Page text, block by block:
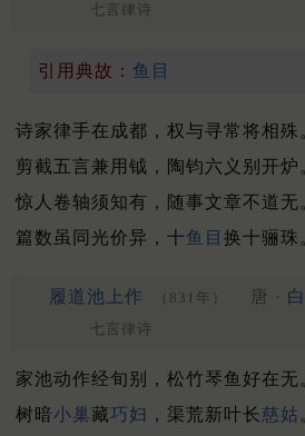
七言律诗
引用典故： 鱼目
诗家律手在成都，权与寻常将相殊
剪截五言兼用钺，陶钧六义别开炉
惊人卷轴须知有，随事文章不道无
篇数虽同光价异，十鱼目 换十骊珠
履道池上作 （831年） 唐 ·
七言律诗
家池动作经旬别，松竹琴鱼好在无
树暗小巢藏巧妇 ，渠荒新叶长慈姑